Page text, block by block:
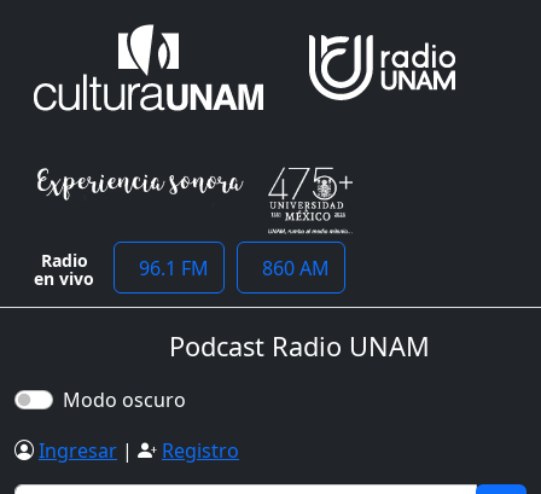
Radio
en vivo 96.1 FM 860 AM
Podcast Radio UNAM
Modo oscuro
Ingresar | Registro